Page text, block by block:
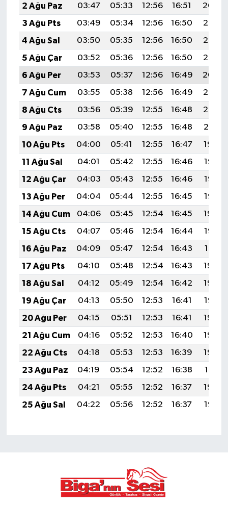
2 Ağu Paz
03:47 05:33 12:56 16:51
20:09
3 Ağu Pts
03:49 05:34 12:56 16:50
20:08
4 Ağu Sal
03:50 05:35 12:56 16:50
20:07
5 Ağu Çar
03:52 05:36 12:56 16:50
20:06
6 Ağu Per
03:53 05:37 12:56 16:49
20:04
7 Ağu Cum
03:55 05:38 12:56 16:49
20:03
8 Ağu Cts
03:56 05:39 12:55 16:48
20:02
9 Ağu Paz
03:58 05:40 12:55 16:48
20:01
10 Ağu Pts
04:00 05:41 12:55 16:47
19:59
11 Ağu Sal
04:01 05:42 12:55 16:46
19:58
12 Ağu Çar
04:03 05:43 12:55 16:46
19:57
13 Ağu Per
04:04 05:44 12:55 16:45
19:55
14 Ağu Cum
04:06 05:45 12:54 16:45
19:54
15 Ağu Cts
04:07 05:46 12:54 16:44
19:53
16 Ağu Paz
04:09 05:47 12:54 16:43
19:51
17 Ağu Pts
04:10 05:48 12:54 16:43
19:50
18 Ağu Sal
04:12 05:49 12:54 16:42
19:48
19 Ağu Çar
04:13 05:50 12:53 16:41
19:47
20 Ağu Per
04:15 05:51 12:53 16:41
19:45
21 Ağu Cum
04:16 05:52 12:53 16:40
19:44
22 Ağu Cts
04:18 05:53 12:53 16:39
19:42
23 Ağu Paz
04:19 05:54 12:52 16:38
19:41
24 Ağu Pts
04:21 05:55 12:52 16:37
19:39
25 Ağu Sal
04:22 05:56 12:52 16:37 19:38